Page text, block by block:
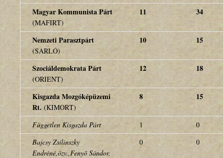
Magyar Kommunista Párt
(MAFIRT)
11 34
Nemzeti Parasztpárt
(SARLÓ)
10 15
Szociáldemokrata Párt
(ORIENT)
12 18
Kisgazda Mozgóképüzemi
Rt.(KIMORT)
8 15
Független Kisgazda Párt 1
0
Bajcsy Zsilinszky
Endréné,özv.,Fenyõ Sándor,
0 0